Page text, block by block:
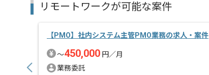
リモートワークが可能な案件
【PMO】社内システム主管PMO業務の求人・案件
〜450,000 円／月
業務委託